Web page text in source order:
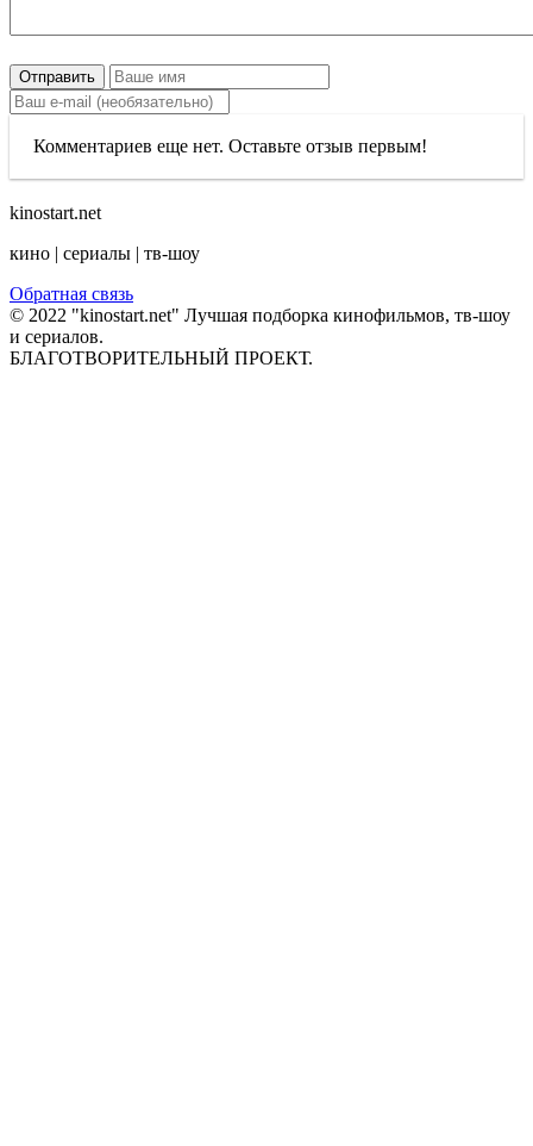
Отправить
Комментариев еще нет. Оставьте отзыв первым!
kinostart.net
кино | сериалы | тв-шоу
Обратная связь
© 2022 "kinostart.net" Лучшая подборка кинофильмов, тв-шоу
и сериалов.
БЛАГОТВОРИТЕЛЬНЫЙ ПРОЕКТ.